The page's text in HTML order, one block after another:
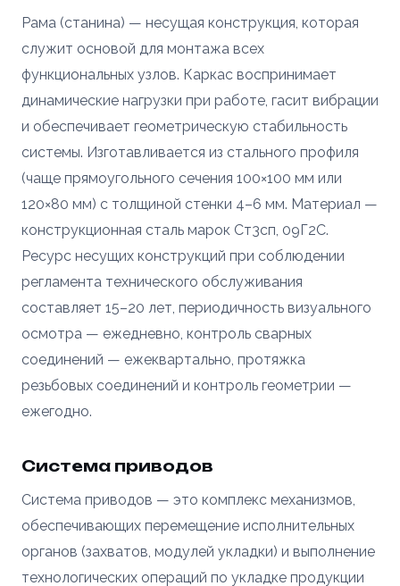
Рама (станина) — несущая конструкция, которая
служит основой для монтажа всех
функциональных узлов. Каркас воспринимает
динамические нагрузки при работе, гасит вибрации
и обеспечивает геометрическую стабильность
системы. Изготавливается из стального профиля
(чаще прямоугольного сечения 100×100 мм или
120×80 мм) с толщиной стенки 4–6 мм. Материал —
конструкционная сталь марок Ст3сп, 09Г2С.
Ресурс несущих конструкций при соблюдении
регламента технического обслуживания
составляет 15–20 лет, периодичность визуального
осмотра — ежедневно, контроль сварных
соединений — ежеквартально, протяжка
резьбовых соединений и контроль геометрии —
ежегодно.
Система приводов
Система приводов — это комплекс механизмов,
обеспечивающих перемещение исполнительных
органов (захватов, модулей укладки) и выполнение
технологических операций по укладке продукции